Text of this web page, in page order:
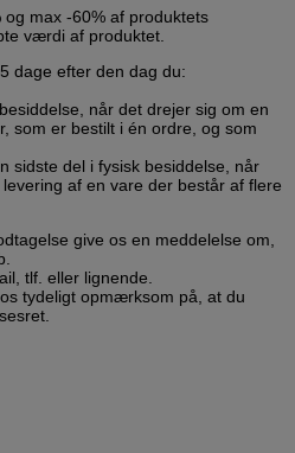
max -60% af produktets
værdi af produktet.
dage efter den dag du:
når det drejer sig om en
som er bestilt i én ordre, og som
sidste del i fysisk besiddelse, når
af en vare der består af flere
give os en meddelelse om,
tlf. eller lignende.
tydeligt opmærksom på, at du